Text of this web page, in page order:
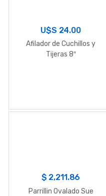
U$S 24.00
Afilador de Cuchillos y
Tijeras 8″
$ 2,211.86
Parrillin Ovalado Sue